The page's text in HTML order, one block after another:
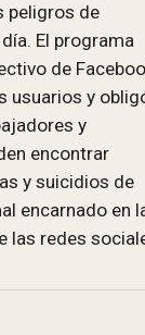
peligros de
El programa
de
usuarios y
y
encontrar
y suicidios de
encarnado en
las redes